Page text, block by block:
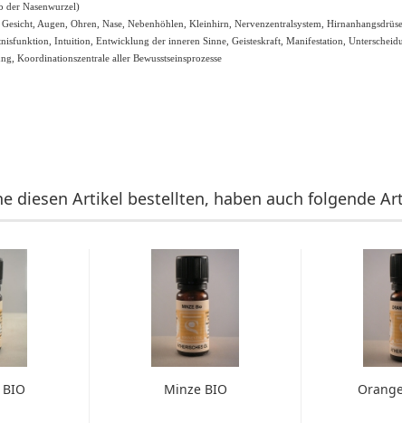
der Nasenwurzel)
Gesicht, Augen, Ohren, Nase, Nebenhöhlen, Kleinhirn, Nervenzentralsystem,
Intuition, Entwicklung der inneren Sinne, Geisteskraft, Manifestation,
Koordinationszentrale aller Bewusstseinsprozesse
diesen Artikel bestellten, haben auch folgende
Minze BIO